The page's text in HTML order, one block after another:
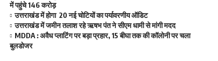
में पहुंचे 146 करोड़
उत्तराखंड में होगा 20 नई चोटियों का पर्यावरणीय ऑडिट
उत्तराखंड में जमीन तलाश रहे ऋषभ पंत ने सीएम धामी से मांगी मदद
MDDA : अवैध प्लाटिंग पर बड़ा प्रहार, 15 बीघा तक की कॉलोनी पर चला
बुलडोजर